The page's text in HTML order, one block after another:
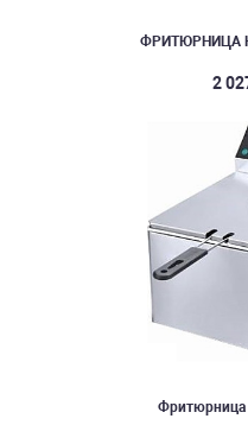
ФРИТЮРНИЦА
2
Фритюрница